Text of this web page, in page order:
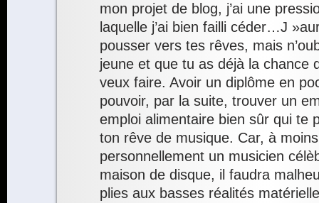
mon projet de blog, j’ai une
laquelle j’ai bien failli céder…J
pousser vers tes rêves, mais
jeune et que tu as déjà la chance
veux faire. Avoir un diplôme en
pouvoir, par la suite, trouver un
emploi alimentaire bien sûr qui te
ton rêve de musique. Car, à
personnellement un musicien
maison de disque, il faudra
plies aux basses réalités